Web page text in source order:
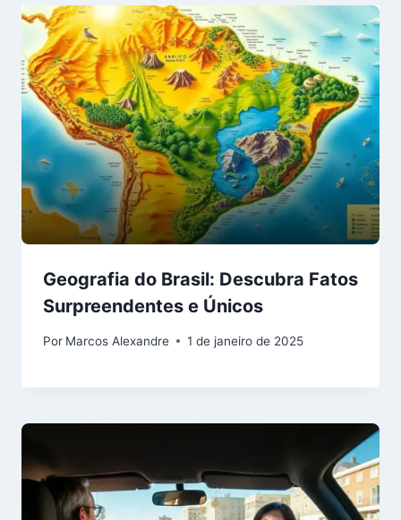
Geografia do Brasil: Descubra Fatos
Surpreendentes e Únicos
Por Marcos Alexandre 1 de janeiro de 2025